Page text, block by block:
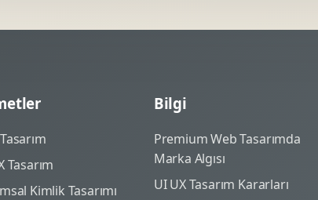
Tasarım
Kimlik Tasarımı
Bilgi
Premium Web Tasarımda
Marka Algısı
UI UX Tasarım Kararları